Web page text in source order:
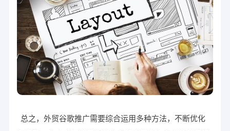
总之，外贸谷歌推广需要综合运用多种方法，不断优化